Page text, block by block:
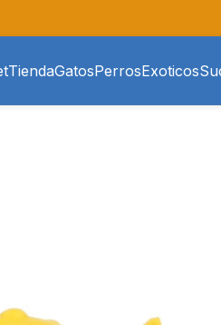
TiendaGatosPerrosExoticos